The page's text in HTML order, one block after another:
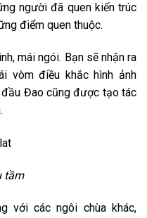
người đã quen kiến trúc
điểm quen thuộc.
mái ngói. Bạn sẽ nhận ra
vòm điều khắc hình ảnh
đầu Đao cũng được tạo tác
tầm
với các ngôi chùa khác,